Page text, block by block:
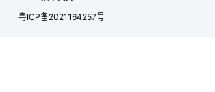
粤ICP备2021164257号